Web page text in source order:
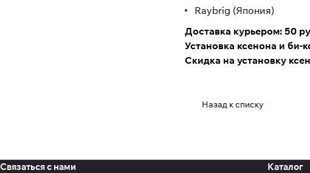
Raybrig (Япония)
Доставка курьером: 50
Установка ксенона и би-
Скидка на установку
Назад к списку
Связаться с нами Каталог